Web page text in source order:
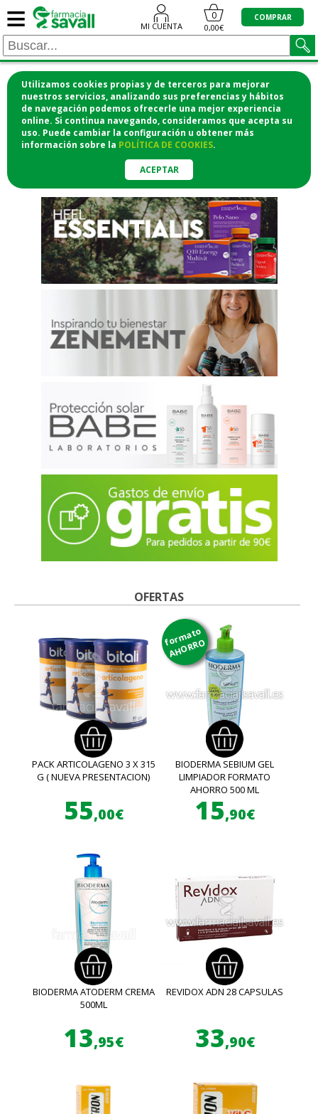
Utilizamos cookies propias y de terceros para mejorar
nuestros servicios, analizando sus preferencias y hábitos
de navegación podemos ofrecerle una mejor experiencia
online. Si continua navegando, consideramos que acepta su
uso. Puede cambiar la configuración u obtener más
información sobre la POLÍTICA DE COOKIES.
ACEPTAR
≡ MI CUENTA
0
0,00€
COMPRAR
¡COMPRA CÓMODAMENTE
DESDE CASA Y RECOGE EN LA
FARMACIA!o si lo prefieres te lo mandamos
a casa
OFERTAS
PACK ARTICOLAGENO 3 X 315
G ( NUEVA PRESENTACION)
55,00€
formato
AHORRO
BIODERMA SEBIUM GEL
LIMPIADOR FORMATO
AHORRO 500 ML
15,90€
BIODERMA ATODERM CREMA
500ML
13,95€
REVIDOX ADN 28 CAPSULAS
33,90€